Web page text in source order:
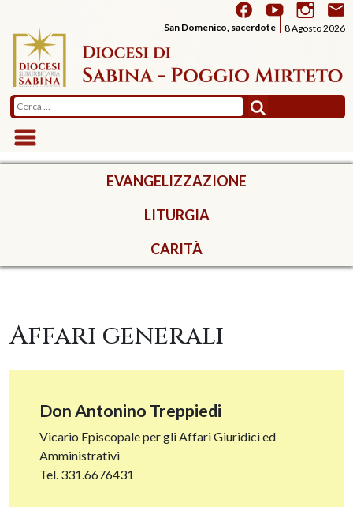
content
8 Agosto 2026
San Domenico, sacerdote
Ricerca
per:
EVANGELIZZAZIONE
LITURGIA
CARITÀ
Affari generali
Don Antonino Treppiedi
Vicario Episcopale per gli Affari Giuridici ed
Amministrativi
Tel. 331.6676431